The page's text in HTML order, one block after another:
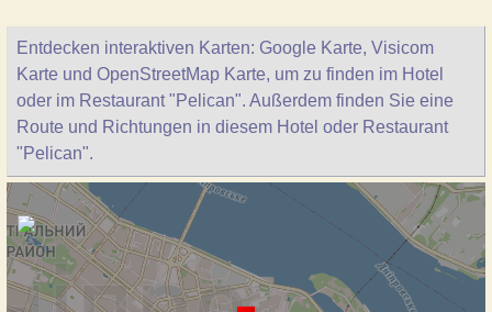
Entdecken interaktiven Karten: Google Karte, Visicom
Karte und OpenStreetMap Karte, um zu finden im Hotel
oder im Restaurant "Pelican". Außerdem finden Sie eine
Route und Richtungen in diesem Hotel oder Restaurant
"Pelican".